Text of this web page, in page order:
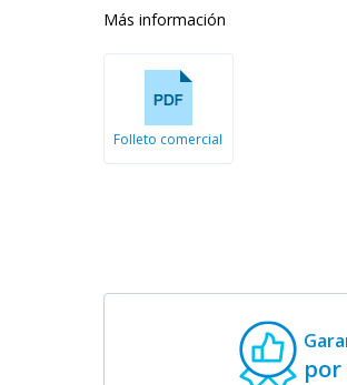
Más información
Folleto comercial
por